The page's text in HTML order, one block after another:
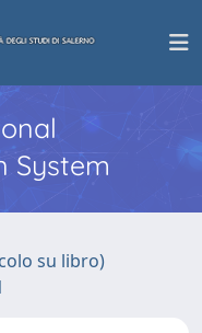
System
su libro)